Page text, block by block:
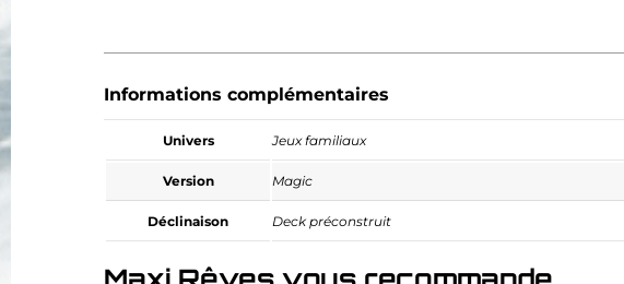
Informations complémentaires
Univers Jeux familiaux
Version Magic
Déclinaison Deck préconstruit